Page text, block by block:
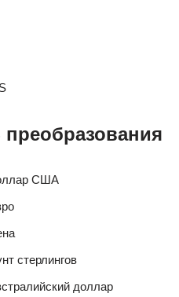
США
стерлингов
доллар